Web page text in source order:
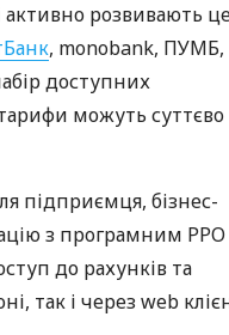
активно розвивають
, monobank, ПУМБ,
доступних
можуть суттєво
підприємця, бізнес-
з програмним РРО
до рахунків та
так і через web